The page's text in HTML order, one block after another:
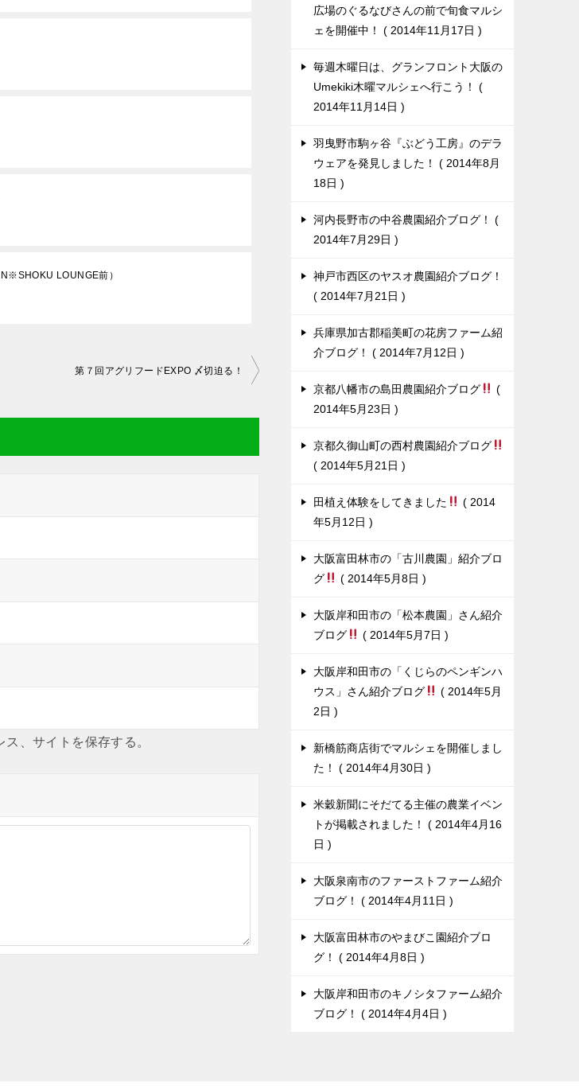
LOUNGE前）
第７回アグリフードEXPO 〆切迫る！
、サイトを保存する。
広場のぐるなびさんの前で旬食マルシ
ェを開催中！
2014年11月17日
毎週木曜日は、グランフロント大阪の
Umekiki木曜マルシェへ行こう！
2014年11月14日
羽曳野市駒ヶ谷『ぶどう工房』のデラ
ウェアを発見しました！
2014年8月
18日
河内長野市の中谷農園紹介ブログ！
2014年7月29日
神戸市西区のヤスオ農園紹介ブログ！
2014年7月21日
兵庫県加古郡稲美町の花房ファーム紹
介ブログ！
2014年7月12日
京都八幡市の島田農園紹介ブログ
2014年5月23日
京都久御山町の西村農園紹介ブログ
2014年5月21日
田植え体験をしてきました
2014
年5月12日
大阪富田林市の「古川農園」紹介ブロ
グ
2014年5月8日
大阪岸和田市の「松本農園」さん紹介
ブログ
2014年5月7日
大阪岸和田市の「くじらのペンギンハ
ウス」さん紹介ブログ
2014年5月
2日
新橋筋商店街でマルシェを開催しまし
た！
2014年4月30日
米穀新聞にそだてる主催の農業イベン
トが掲載されました！
2014年4月16
日
大阪泉南市のファーストファーム紹介
ブログ！
2014年4月11日
大阪富田林市のやまびこ園紹介ブロ
グ！
2014年4月8日
大阪岸和田市のキノシタファーム紹介
ブログ！
2014年4月4日